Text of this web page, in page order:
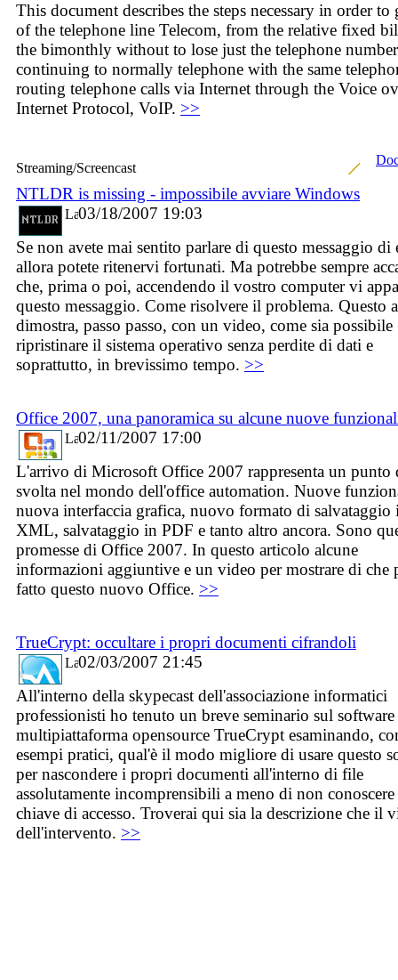
This document describes the steps necessary in order to
of the telephone line Telecom, from the relative fixed
the bimonthly without to lose just the telephone
continuing to normally telephone with the same
routing telephone calls via Internet through the Voice
Internet Protocol, VoIP. >>
Streaming/Screencast
NTLDR is missing - impossibile avviare Windows
03/18/2007 19:03
Se non avete mai sentito parlare di questo messaggio di
allora potete ritenervi fortunati. Ma potrebbe sempre
che, prima o poi, accendendo il vostro computer vi
questo messaggio. Come risolvere il problema. Questo
dimostra, passo passo, con un video, come sia possibile
ripristinare il sistema operativo senza perdite di dati e
soprattutto, in brevissimo tempo. >>
Office 2007, una panoramica su alcune nuove
02/11/2007 17:00
L'arrivo di Microsoft Office 2007 rappresenta un punto
svolta nel mondo dell'office automation. Nuove
nuova interfaccia grafica, nuovo formato di salvataggio
XML, salvataggio in PDF e tanto altro ancora. Sono
promesse di Office 2007. In questo articolo alcune
informazioni aggiuntive e un video per mostrare di che
fatto questo nuovo Office. >>
TrueCrypt: occultare i propri documenti cifrandoli
02/03/2007 21:45
All'interno della skypecast dell'associazione informatici
professionisti ho tenuto un breve seminario sul software
multipiattaforma opensource TrueCrypt esaminando,
esempi pratici, qual'è il modo migliore di usare questo
per nascondere i propri documenti all'interno di file
assolutamente incomprensibili a meno di non conoscere
chiave di accesso. Troverai qui sia la descrizione che il
dell'intervento. >>